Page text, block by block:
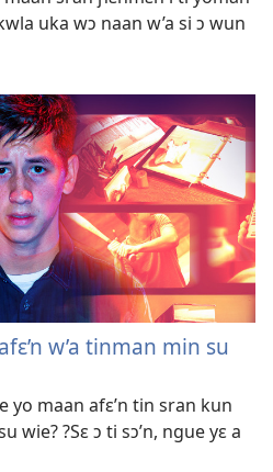
uka wɔ naan w’a si ɔ wun
w’a tinman min su
yo maan afɛ’n tin sran kun
wie? ?Sɛ ɔ ti sɔ’n, ngue yɛ a